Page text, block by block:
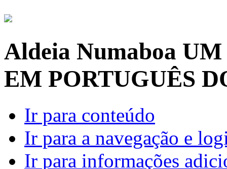
Aldeia Numaboa UM
EM PORTUGUÊS
Ir para conteúdo
Ir para a navegação e
Ir para informações